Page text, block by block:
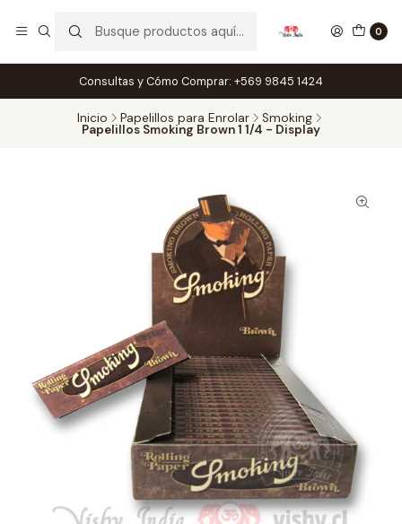
0
Consultas y Cómo Comprar: +569 9845 1424
Inicio Papelillos para Enrolar Smoking
Papelillos Smoking Brown 1 1/4 - Display